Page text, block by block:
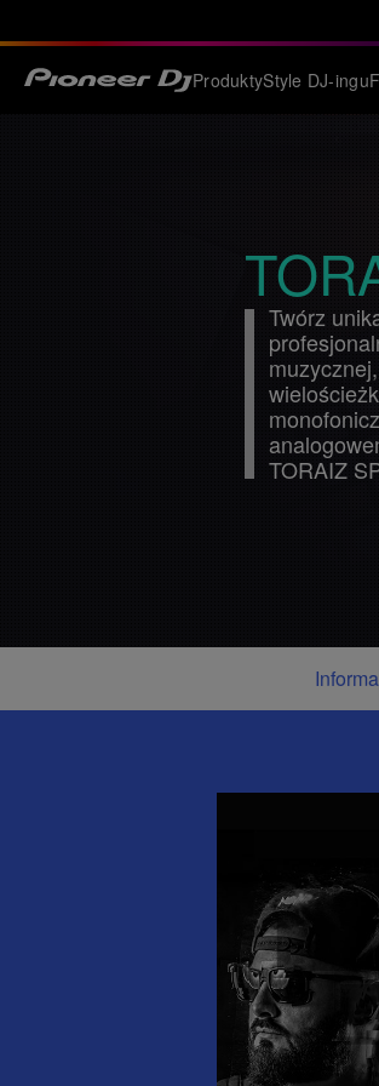
ProduktyStyle DJ-ingu
Twórz
TORAIZ